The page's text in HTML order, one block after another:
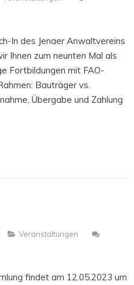
In des Jenaer Anwaltvereins
Ihnen zum neunten Mal als
Fortbildungen mit FAO-
Bauträger vs.
Übergabe und Zahlung
Veranstaltungen
findet am 12.05.2023 um